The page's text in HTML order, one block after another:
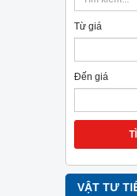
Từ giá
Đến giá
VẬT TƯ